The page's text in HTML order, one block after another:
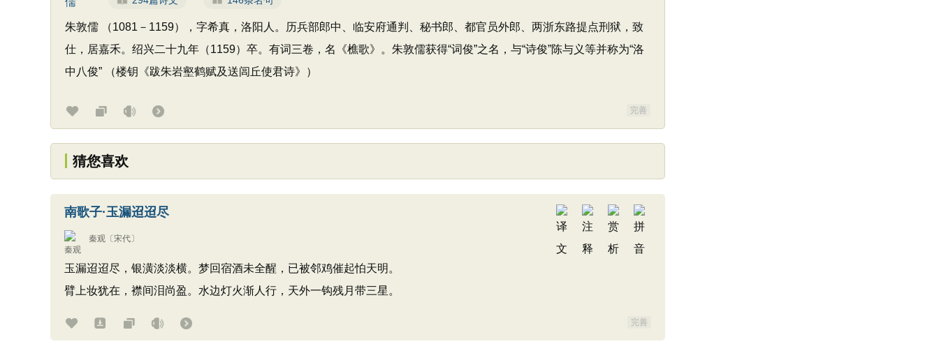
朱敦儒 （1081－1159），字希真，洛阳人。历兵部郎中、临安府通判、秘书郎、都官员外郎、两浙东路提点刑狱，致
仕，居嘉禾。绍兴二十九年（1159）卒。有词三卷，名《樵歌》。朱敦儒获得“词俊”之名，与“诗俊”陈与义等并称为“洛
中八俊” （楼钥《跋朱岩壑鹤赋及送闾丘使君诗》）
完善
猜您喜欢
南歌子·玉漏迢迢尽
秦观 〔宋代〕
玉漏迢迢尽，银潢淡淡横。梦回宿酒未全醒，已被邻鸡催起怕天明。
臂上妆犹在，襟间泪尚盈。水边灯火渐人行，天外一钩残月带三星。
完善